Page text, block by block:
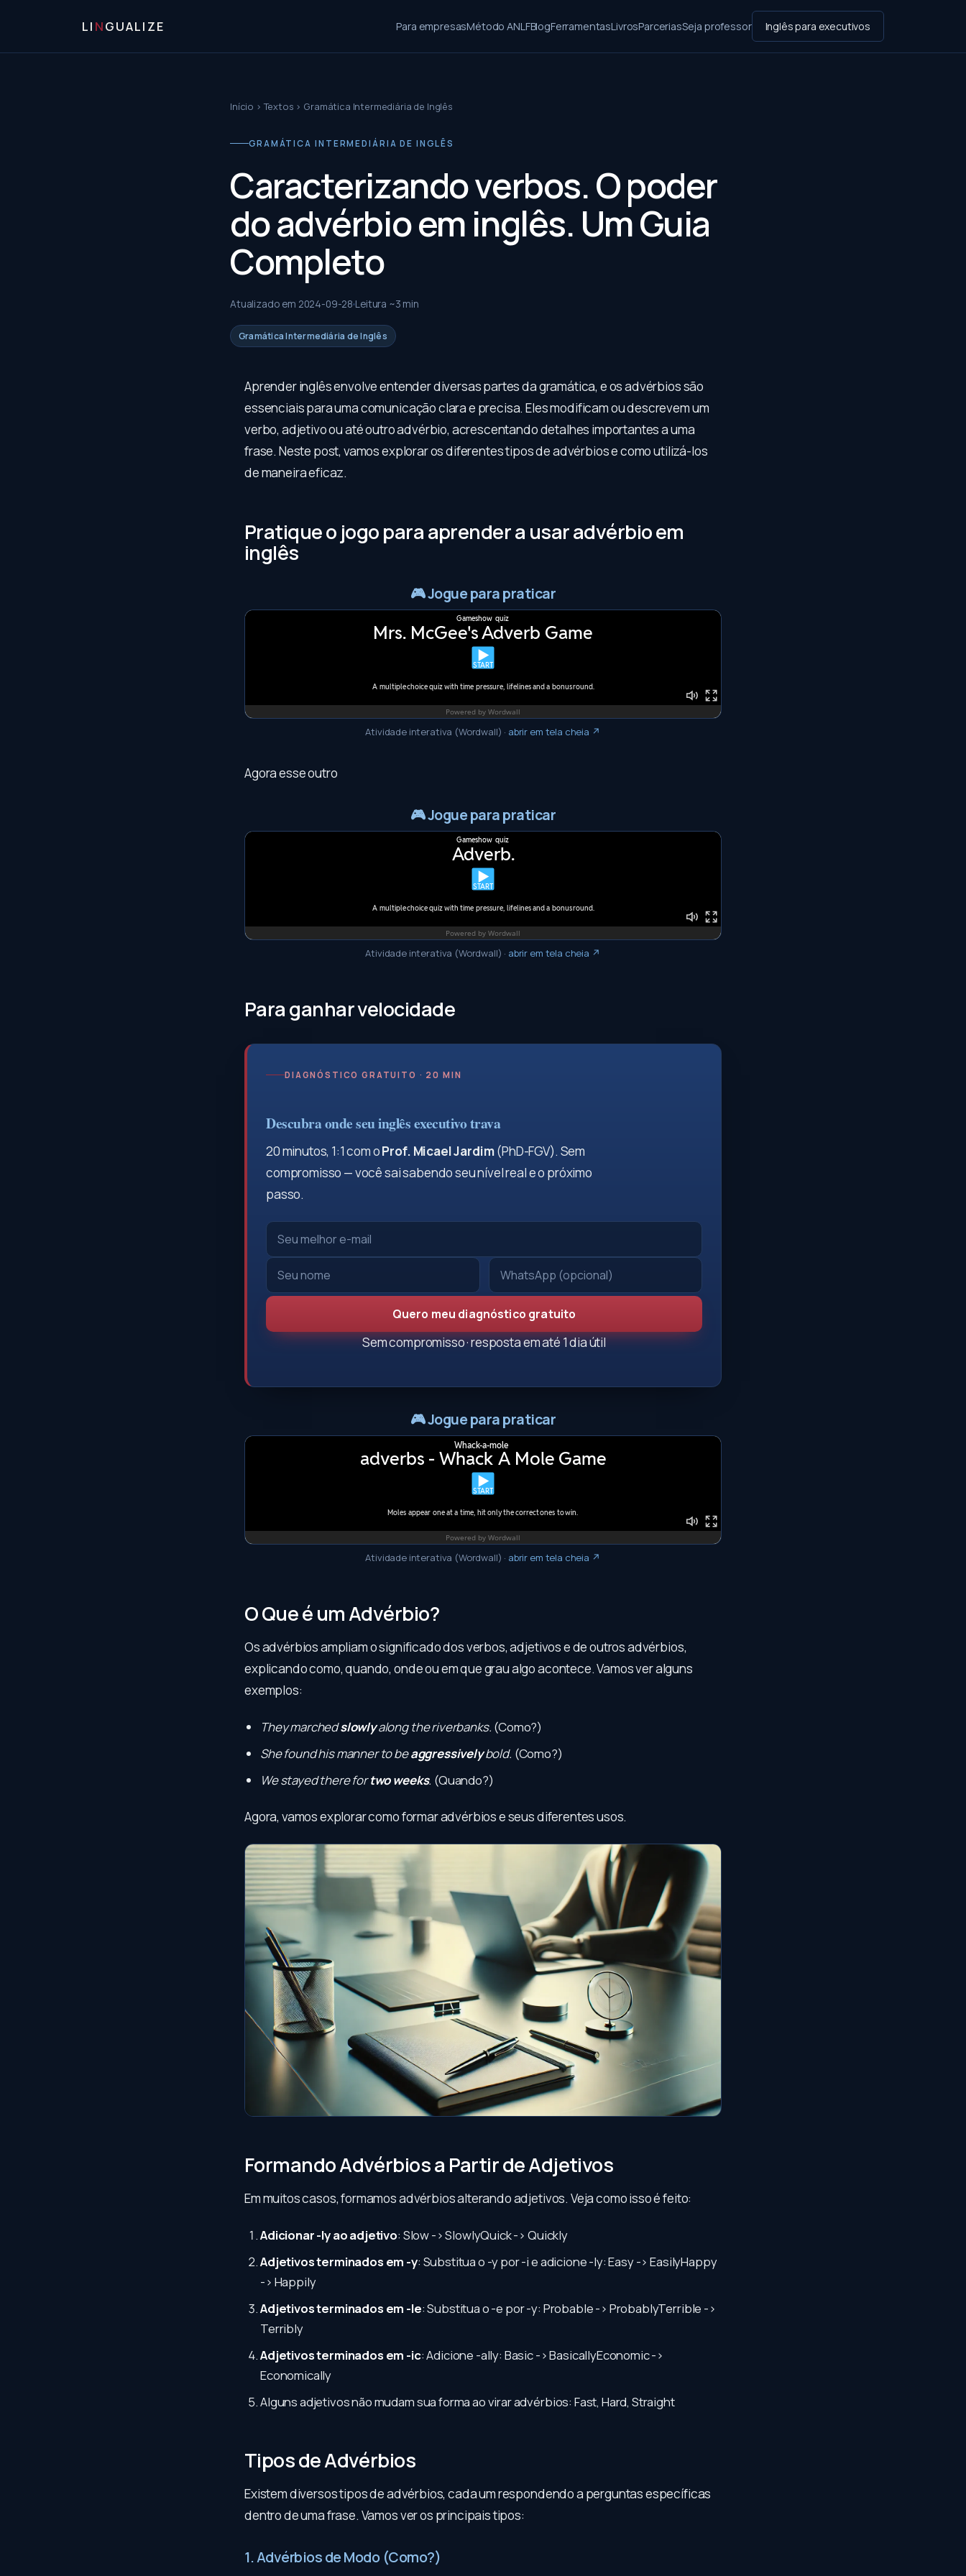
LI NGUALIZE Para empresasMétodo ANLFBlogFerramentasLivrosParceriasSeja professor Inglês para executivos
Início ›Textos › Gramática Intermediária de Inglês
GRAMÁTICA INTERMEDIÁRIA DE INGLÊS
Caracterizando verbos. O poder
do advérbio em inglês. Um Guia
Completo
Atualizado em 2024-09-28 Leitura ~3 min
Gramática Intermediária de Inglês
Aprender inglês envolve entender diversas partes da gramática, e os advérbios são
essenciais para uma comunicação clara e precisa. Eles modificam ou descrevem um
verbo, adjetivo ou até outro advérbio, acrescentando detalhes importantes a uma
frase. Neste post, vamos explorar os diferentes tipos de advérbios e como utilizá-los
de maneira eficaz.
Pratique o jogo para aprender a usar advérbio em
inglês
🎮Jogue para praticar
Atividade interativa (Wordwall) · abrir em tela cheia ↗
Agora esse outro
🎮Jogue para praticar
Atividade interativa (Wordwall) · abrir em tela cheia ↗
Para ganhar velocidade
DIAGNÓSTICO GRATUITO · 20 MIN
Descubra onde seu inglês executivo trava
20 minutos, 1:1 com oProf. Micael Jardim(PhD-FGV). Sem
compromisso — você sai sabendo seu nível real e o próximo
passo.
Quero meu diagnóstico gratuito
Sem compromisso · resposta em até 1 dia útil
🎮Jogue para praticar
Atividade interativa (Wordwall) · abrir em tela cheia ↗
O Que é um Advérbio?
Os advérbios ampliam o significado dos verbos, adjetivos e de outros advérbios,
explicando como, quando, onde ou em que grau algo acontece. Vamos ver alguns
exemplos:
They marchedslowlyalong the riverbanks. (Como?)
She found his manner to beaggressivelybold. (Como?)
We stayed there fortwo weeks. (Quando?)
Agora, vamos explorar como formar advérbios e seus diferentes usos.
Formando Advérbios a Partir de Adjetivos
Em muitos casos, formamos advérbios alterando adjetivos. Veja como isso é feito:
Adicionar -ly ao adjetivo: Slow -> SlowlyQuick -> Quickly
Adjetivos terminados em -y: Substitua o -y por -i e adicione -ly: Easy -> EasilyHappy
-> Happily
Adjetivos terminados em -le: Substitua o -e por -y: Probable -> ProbablyTerrible ->
Terribly
Adjetivos terminados em -ic: Adicione -ally: Basic -> BasicallyEconomic ->
Economically
Alguns adjetivos não mudam sua forma ao virar advérbios: Fast, Hard, Straight
Tipos de Advérbios
Existem diversos tipos de advérbios, cada um respondendo a perguntas específicas
dentro de uma frase. Vamos ver os principais tipos:
1. Advérbios de Modo (Como?)